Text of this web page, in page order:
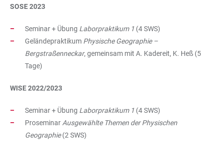
SOSE 2023
Seminar + Übung Laborpraktikum 1 (4 SWS)
Geländepraktikum Physische Geographie –
Bergstraßenneckar, gemeinsam mit A. Kadereit, K. Heß (5
Tage)
WISE 2022/2023
Seminar + Übung Laborpraktikum 1 (4 SWS)
Proseminar Ausgewählte Themen der Physischen
Geographie(2 SWS)